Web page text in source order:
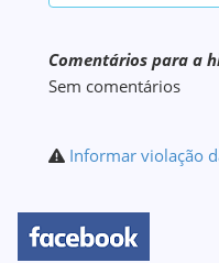
Comentários para a
Sem comentários
Informar violação